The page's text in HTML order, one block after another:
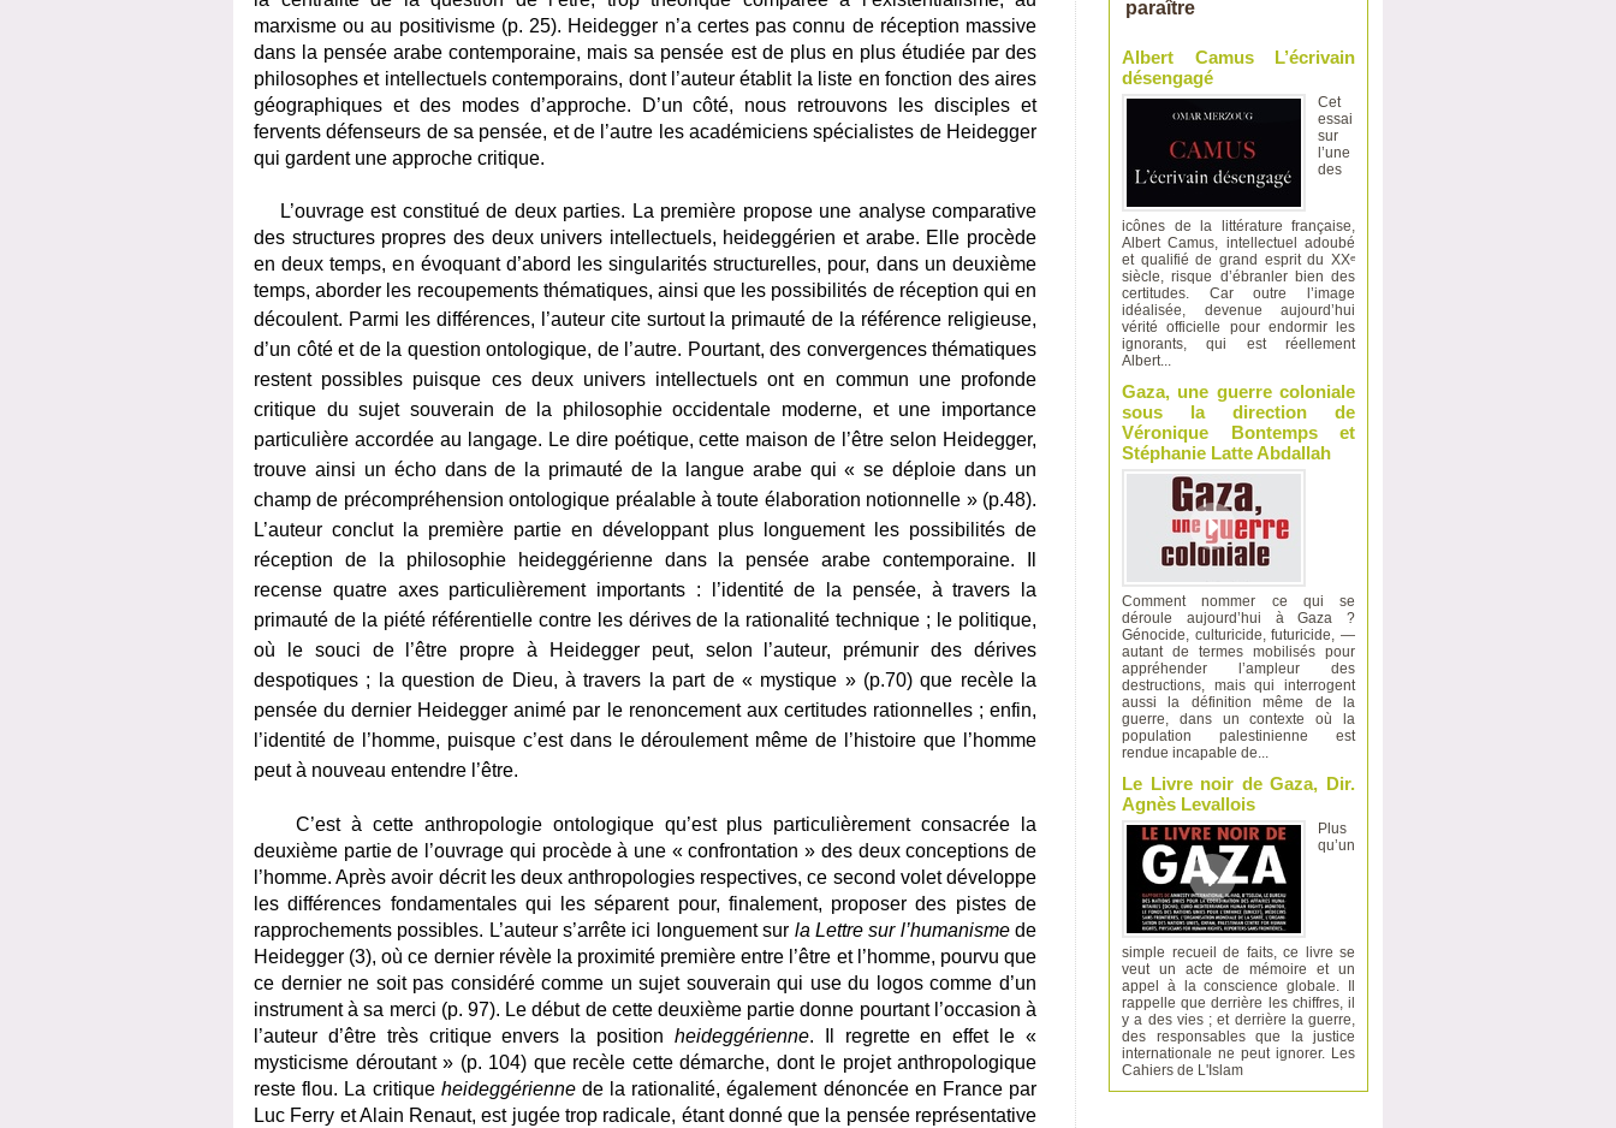
marxisme ou au positivisme (p. 25). Heidegger n’a certes pas connu de réception massive
dans la pensée arabe contemporaine, mais sa pensée est de plus en plus étudiée par des
philosophes et intellectuels contemporains, dont l’auteur établit la liste en fonction des aires
géographiques et des modes d’approche. D’un côté, nous retrouvons les disciples et
fervents défenseurs de sa pensée, et de l’autre les académiciens spécialistes de Heidegger
qui gardent une approche critique.
L’ouvrage est constitué de deux parties. La première propose une analyse comparative
des structures propres des deux univers intellectuels, heideggérien et arabe. Elle procède
en deux temps, en évoquant d’abord les singularités structurelles, pour, dans un deuxième
temps, aborder les recoupements thématiques, ainsi que les possibilités de réception qui en
découlent. Parmi les différences,
l’auteur cite surtout la primauté de la référence religieuse,
d’un côté et de la question ontologique, de l’autre. Pourtant, des convergences thématiques
restent possibles puisque ces deux univers intellectuels ont en commun une profonde
critique du sujet souverain de la philosophie occidentale moderne, et une importance
particulière accordée au langage. Le dire poétique, cette maison de l’être selon Heidegger,
trouve ainsi un écho dans de la primauté de la langue arabe qui « se déploie dans un
champ de précompréhension ontologique préalable à toute élaboration notionnelle » (p.48).
L’auteur conclut la première partie en développant plus longuement les possibilités de
réception de la philosophie heideggérienne dans la pensée arabe contemporaine. Il
recense quatre axes particulièrement importants : l’identité de la pensée, à travers la
primauté de la piété référentielle contre les dérives de la rationalité technique ; le politique,
où le souci de l’être propre à Heidegger peut, selon l’auteur, prémunir des dérives
despotiques ; la question de Dieu, à travers la part de « mystique » (p.70) que recèle la
pensée du dernier Heidegger animé par le renoncement aux certitudes rationnelles ; enfin,
l’identité de l’homme, puisque c’est dans le déroulement même de l’histoire que l’homme
peut à nouveau entendre l’être.
C’est à cette anthropologie ontologique qu’est plus particulièrement consacrée la
deuxième partie de l’ouvrage qui procède à une « confrontation » des deux conceptions de
l’homme. Après avoir décrit les deux anthropologies respectives, ce second volet développe
les différences fondamentales qui les séparent pour, finalement, proposer des pistes de
rapprochements possibles. L’auteur s’arrête ici longuement sur la Lettre sur l’humanismede
Heidegger (3), où ce dernier révèle la proximité première entre l’être et l’homme, pourvu que
ce dernier ne soit pas considéré comme un sujet souverain qui use du logos comme d’un
instrument à sa merci (p. 97). Le début de cette deuxième partie donne pourtant l’occasion à
l’auteur d’être très critique envers la position heideggérienne. Il regrette en effet le «
mysticisme déroutant » (p. 104) que recèle cette démarche, dont le projet anthropologique
reste flou. La critique heideggériennede la rationalité, également dénoncée en France par
Luc Ferry et Alain Renaut, est jugée trop radicale, étant donné que la pensée représentative
paraître
Albert Camus L’écrivain
désengagé
Cet
essai
sur
l’une
des
icônes de la littérature française,
Albert Camus, intellectuel adoubé
et qualifié de grand esprit du XXᵉ
siècle, risque d’ébranler bien des
certitudes. Car outre l’image
idéalisée, devenue aujourd’hui
vérité officielle pour endormir les
ignorants, qui est réellement
Albert...
Gaza, une guerre coloniale
sous la direction de
Véronique Bontemps et
Stéphanie Latte Abdallah
Comment nommer ce qui se
déroule aujourd’hui à Gaza ?
Génocide, culturicide, futuricide, —
autant de termes mobilisés pour
appréhender l’ampleur des
destructions, mais qui interrogent
aussi la définition même de la
guerre, dans un contexte où la
population palestinienne est
rendue incapable de...
Le Livre noir de Gaza, Dir.
Agnès Levallois
Plus
qu’un
simple recueil de faits, ce livre se
veut un acte de mémoire et un
appel à la conscience globale. Il
rappelle que derrière les chiffres, il
y a des vies ; et derrière la guerre,
des responsables que la justice
internationale ne peut ignorer. Les
Cahiers de L'Islam